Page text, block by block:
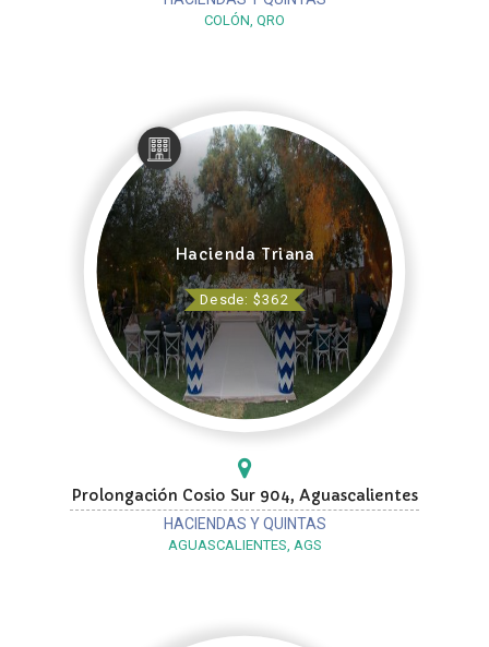
COLÓN, QRO
Hacienda Triana
Desde: $362
Prolongación Cosio Sur 904, Aguascalientes
HACIENDAS Y QUINTAS
AGUASCALIENTES, AGS